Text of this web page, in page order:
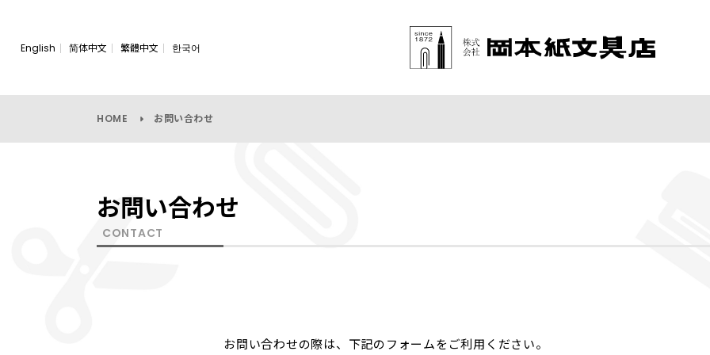
English 简体中文 繁體中文 한국어
HOME お問い合わせ
お問い合わせ
CONTACT
お問い合わせの際は、 下記のフォームをご利用ください。